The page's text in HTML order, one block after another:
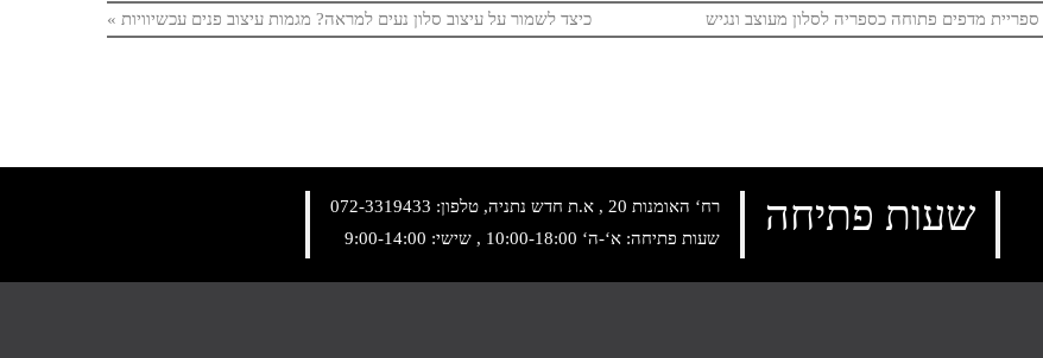
ספריית מדפים פתוחה כספריה לסלון מעוצב ונגיש כיצד לשמור על עיצוב סלון נעים למראה? מגמות עיצוב פנים עכשיוויות »
רח‘ האומנות 20 , א.ת חדש נתניה, טלפון:
072-3319433
שעות פתיחה: א‘-ה‘ 10:00-18:00 , שישי: 9:00-14:00
שעות פתיחה